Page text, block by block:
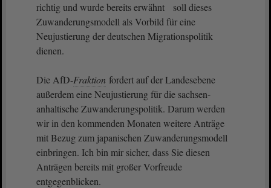
richtig und wurde bereits erwähnt soll dieses
Zuwanderungsmodell als Vorbild für eine
Neujustierung der deutschen Migrationspolitik
dienen.
Die AfD-Fraktion fordert auf der Landesebene
außerdem eine Neujustierung für die sachsen-
anhaltische Zuwanderungspolitik. Darum werden
wir in den kommenden Monaten weitere Anträge
mit Bezug zum japanischen Zuwanderungsmodell
einbringen. Ich bin mir sicher, dass Sie diesen
Anträgen bereits mit großer Vorfreude
entgegenblicken.